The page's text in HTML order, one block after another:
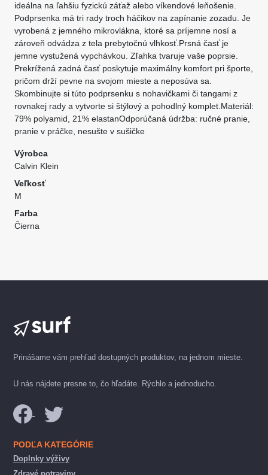
ideálna na ľahšiu fyzickú záťaž alebo víkendové leňošenie.
Podprsenka má tri rady troch háčikov na zapínanie zozadu. Je
vyrobená z jemného mikrovlákna, ktoré sa príjemne nosí a
zároveň odvádza z tela prebytočnú vlhkosť.Prsná časť je
jemne vystužená vypchávkou. Zľahka tvaruje vaše poprsie.
Prekrížená zadná časť poskytuje maximálny komfort pri športe,
pričom drží pevne na svojom mieste a neposúva sa.
Skombinujte si túto podprsenku s nohavičkami či tangami z
rovnakej rady a vytvorte si štýlový a pohodlný komplet.Materiál:
79% polyamid, 21% elastanOdporúčaná údržba: ručné pranie,
pranie v práčke, nesušte v sušičke
Výrobca
Calvin Klein
Veľkosť
M
Farba
Čierna
Prinášame vám prehľad dostupných produktov, na jednom mieste.
U nás nájdete presne to, čo hľadáte. Rýchlo a jednoducho.
PODĽA KATEGÓRIE
Doplnky výživy